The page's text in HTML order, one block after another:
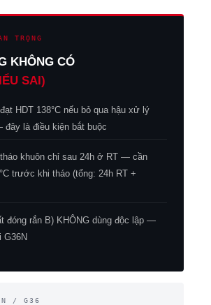
TRỌNG
KHÔNG CÓ
SAI)
HDT 138°C nếu bỏ qua hậu xử lý
đây là điều kiện bắt buộc
khuôn chỉ sau 24h ở RT — cần
trước khi tháo (tổng: 24h RT +
đóng rắn B) KHÔNG dùng độc lập —
G36N
/ G36